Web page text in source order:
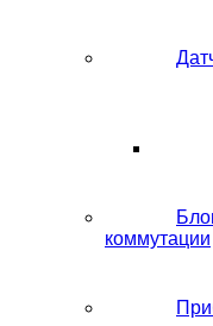
коммутации